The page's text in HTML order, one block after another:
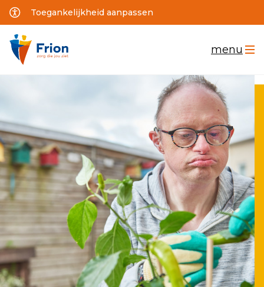
Toegankelijkheid aanpassen
menu
Home
Wonen
Werken
Logeren
School
Thuis